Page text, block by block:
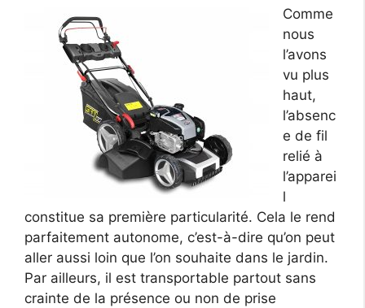
Comme
nous
l’avons
vu plus
haut,
l’absenc
e de fil
relié à
l’apparei
l
constitue sa première particularité. Cela le rend
parfaitement autonome, c’est-à-dire qu’on peut
aller aussi loin que l’on souhaite dans le jardin.
Par ailleurs, il est transportable partout sans
crainte de la présence ou non de prise